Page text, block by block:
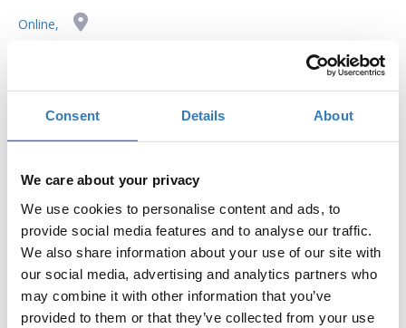
Consent Details About
We care about your privacy
We use cookies to personalise content and ads, to
provide social media features and to analyse our traffic.
We also share information about your use of our site with
our social media, advertising and analytics partners who
may combine it with other information that you’ve
provided to them or that they’ve collected from your use
Online,
Δωρεάν On Line σεμινάριο.
Το σεμινάριο απευθύνεται σε εκπαιδευτικούς Α/θμιας και
Β/θμιας Εκπαίδευσης (Δημόσιας και Ιδιωτικής), οι οποίοι
έχουν ελάχιστη εμπειρία στη δημιουργία παρουσιάσεων